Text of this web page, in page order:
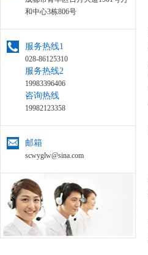
和中心3栋806号
服务热线1
028-86125310
服务热线2
19983396406
咨询热线
19982123358
邮箱
scwyglw@sina.com